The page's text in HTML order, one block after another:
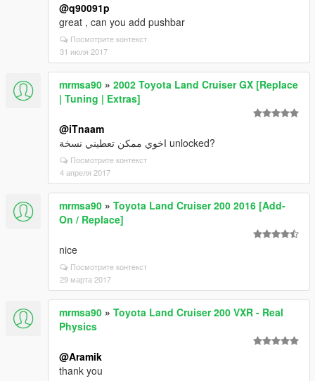
@q90091p
great , can you add pushbar
Посмотрите контекст
31 июля 2017
mrmsa90 » 2002 Toyota Land Cruiser GX [Replace
| Tuning | Extras]
@iTnaam
اخوي ممكن تعطيني نسخة unlocked?
Посмотрите контекст
4 апреля 2017
mrmsa90 » Toyota Land Cruiser 200 2016 [Add-
On / Replace]
nice
Посмотрите контекст
29 марта 2017
mrmsa90 » Toyota Land Cruiser 200 VXR - Real
Physics
@Aramik
thank you